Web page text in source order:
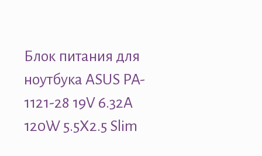
Блок питания для
ноутбука ASUS PA-
1121-28 19V 6.32A
120W 5.5X2.5 Slim